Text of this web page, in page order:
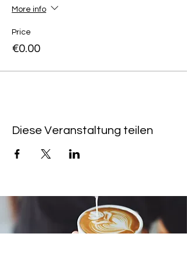
More info
Price
€0.00
Diese Veranstaltung teilen